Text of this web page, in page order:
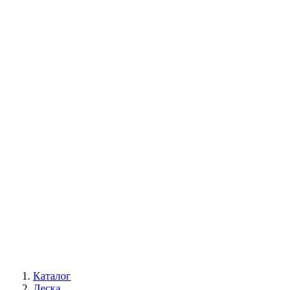
Каталог